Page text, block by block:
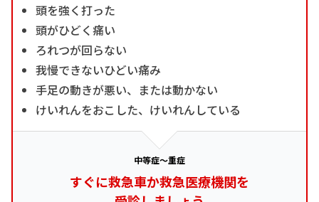
頭を強く打った
頭がひどく痛い
ろれつが回らない
我慢できないひどい痛み
手足の動きが悪い、または動かない
けいれんをおこした、けいれんしている
中等症～重症
すぐに救急車か救急医療機関を